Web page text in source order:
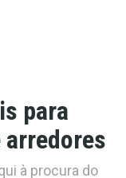
para
à procura do